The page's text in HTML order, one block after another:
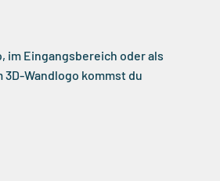
im Eingangsbereich oder als
Wandlogo kommst du